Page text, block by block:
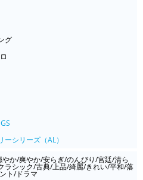
グ
ロ
ーシリーズ（AL）
か/爽やか/安らぎ/のんびり/宮廷/清ら
ラシック/古典/上品/綺麗/きれい/平和/落
ト/ドラマ